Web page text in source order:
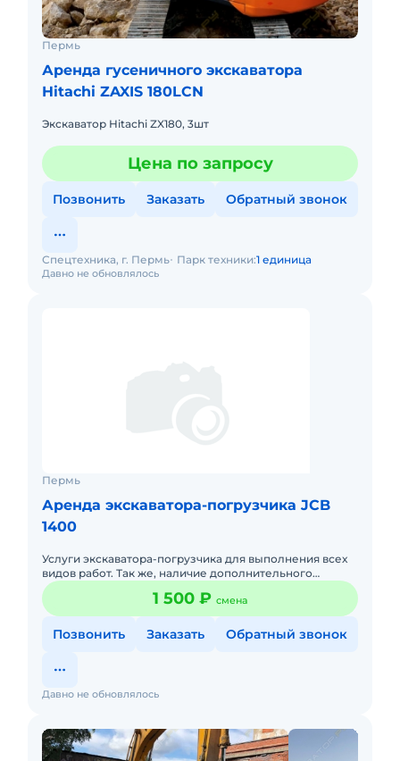
Пермь
Аренда гусеничного экскаватора
Hitachi ZAXIS 180LCN
Экскаватор Hitachi ZX180, 3шт
Цена по запросу
Позвонить Заказать Обратный звонок
Давно не обновлялось
Спецтехника, г. Пермь Парк техники:1 единица
Пермь
Аренда экскаватора-погрузчика JCB
1400
Услуги экскаватора-погрузчика для выполнения всех
видов работ. Так же, наличие дополнительного
навесного оборудования (гидромолот, вилы,
планировочный ковш, ямо
1 500 ₽ смена
Позвонить Заказать Обратный звонок
Давно не обновлялось